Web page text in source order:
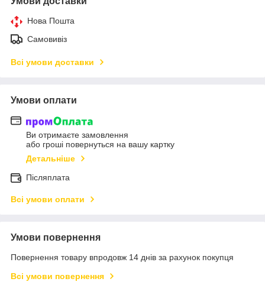
Нова Пошта
Самовивіз
Всі умови доставки
Умови оплати
Ви отримаєте замовлення
або гроші повернуться на вашу картку
Детальніше
Післяплата
Всі умови оплати
Умови повернення
Повернення товару впродовж 14 днів за рахунок покупця
Всі умови повернення